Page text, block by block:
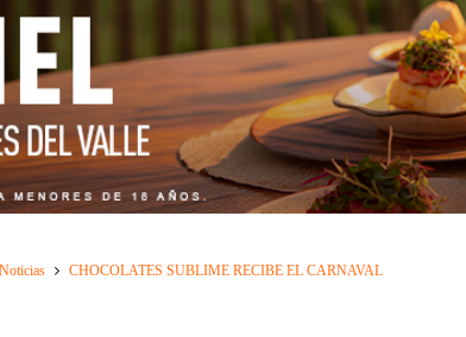
CHOCOLATES SUBLIME RECIBE EL CARNAVAL